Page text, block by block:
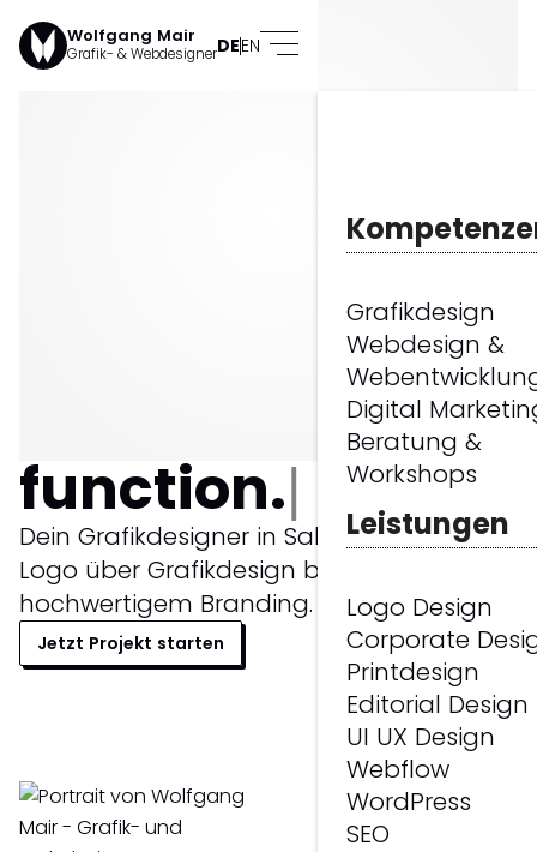
Wolfgang Mair
Grafik- & WebdesignerDEEN
Grafikdesign
Webdesign &
Digital
Beratung &
Workshops
Leistungen
Logo Design
Corporate
Printdesign
Editorial Design
UI UX Design
Webflow
WordPress
SEO
function.
Dein Grafikdesigner in Salzburg: Vom
Logo über Grafikdesign bis hin zu
hochwertigem Branding.
Jetzt Projekt starten